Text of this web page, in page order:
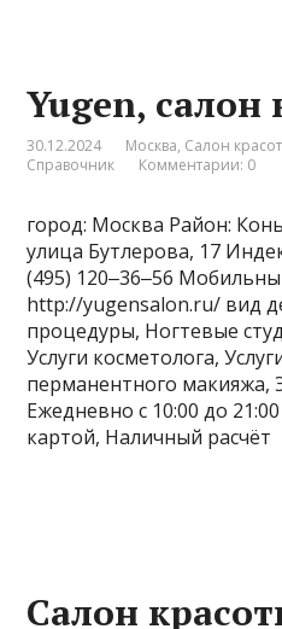
Yugen, салон
30.12.2024 Москва, Салон
Справочник
Комментарии: 0
город: Москва Район:
улица Бутлерова, 17
(495) 120‒36‒56
http://yugensalon.ru/ вид
процедуры, Ногтевые
Услуги косметолога,
перманентного макияжа,
Ежедневно с 10:00 до
картой, Наличный расчёт
Салон